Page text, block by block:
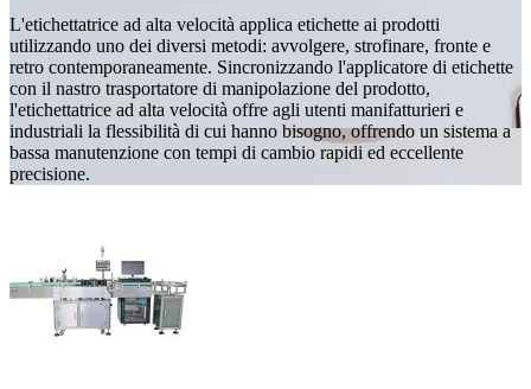
L'etichettatrice ad alta velocità applica etichette ai prodotti
utilizzando uno dei diversi metodi: avvolgere, strofinare, fronte e
retro contemporaneamente. Sincronizzando l'applicatore di etichette
con il nastro trasportatore di manipolazione del prodotto,
l'etichettatrice ad alta velocità offre agli utenti manifatturieri e
industriali la flessibilità di cui hanno bisogno, offrendo un sistema a
bassa manutenzione con tempi di cambio rapidi ed eccellente
precisione.